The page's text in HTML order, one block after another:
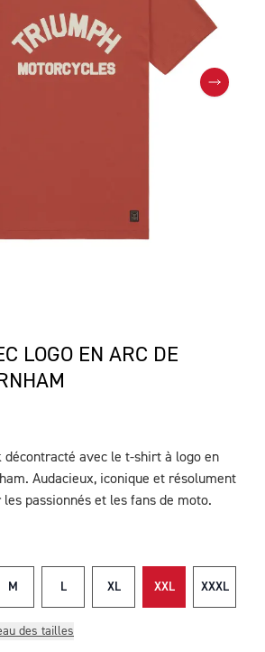
LOGO EN ARC DE
décontracté avec le t-shirt à logo en
Audacieux, iconique et résolument
passionnés et les fans de moto.
M L XL XXL XXXL
des tailles